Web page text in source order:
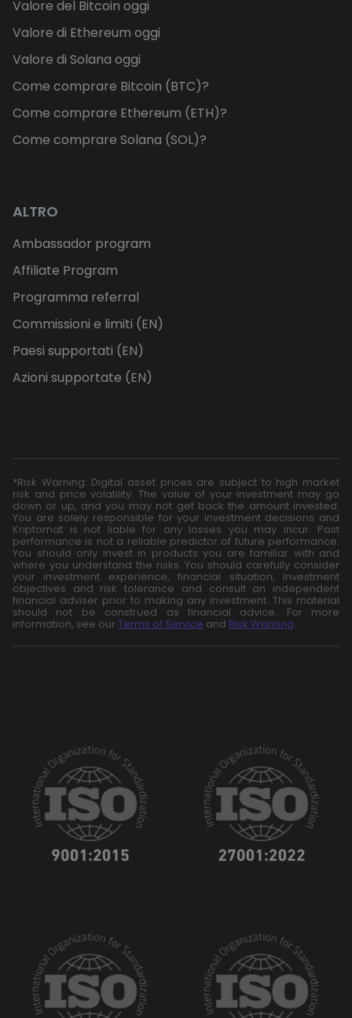
Valore del Bitcoin oggi
Valore di Ethereum oggi
Valore di Solana oggi
Come comprare Bitcoin (BTC)?
Come comprare Ethereum (ETH)?
Come comprare Solana (SOL)?
ALTRO
Ambassador program
Affiliate Program
Programma referral
Commissioni e limiti (EN)
Paesi supportati (EN)
Azioni supportate (EN)
*Risk Warning: Digital asset prices are subject to high market
risk and price volatility. The value of your investment may go
down or up, and you may not get back the amount invested.
You are solely responsible for your investment decisions and
Kriptomat is not liable for any losses you may incur. Past
performance is not a reliable predictor of future performance.
You should only invest in products you are familiar with and
where you understand the risks. You should carefully consider
your investment experience, financial situation, investment
objectives and risk tolerance and consult an independent
financial adviser prior to making any investment. This material
should not be construed as financial advice. For more
information, see our Terms of Service and Risk Warning.